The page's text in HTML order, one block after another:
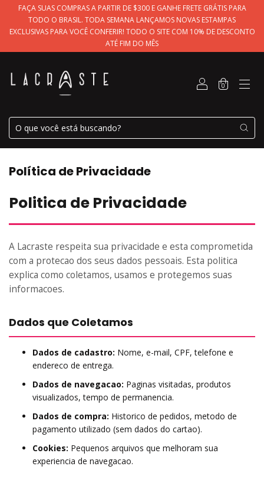
FAÇA SUAS COMPRAS A PARTIR DE $300 E GANHE FRETE GRÁTIS PARA
TODO O BRASIL. TODA SEMANA LANÇAMOS NOVAS ESTAMPAS
EXCLUSIVAS PARA VOCÊ CONFERIR! TODO O SITE COM 10% DE DESCONTO
ATÉ FIM DO MÊS
0
Política de Privacidade
Politica de Privacidade
A Lacraste respeita sua privacidade e esta comprometida
com a protecao dos seus dados pessoais. Esta politica
explica como coletamos, usamos e protegemos suas
informacoes.
Dados que Coletamos
Dados de cadastro: Nome, e-mail, CPF, telefone e
endereco de entrega.
Dados de navegacao: Paginas visitadas, produtos
visualizados, tempo de permanencia.
Dados de compra: Historico de pedidos, metodo de
pagamento utilizado (sem dados do cartao).
Cookies: Pequenos arquivos que melhoram sua
experiencia de navegacao.